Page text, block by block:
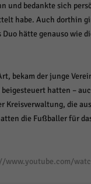
und bedankte sich
habe. Auch dorthin
hätte genauso wie
bekam der junge
hatten –
Kreisverwaltung, die
die Fußballer für
www.youtube.com/